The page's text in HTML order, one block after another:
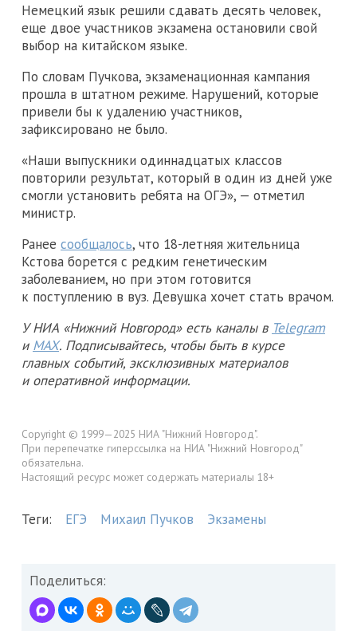
Немецкий язык решили сдавать десять человек,
еще двое участников экзамена остановили свой
выбор на китайском языке.
По словам Пучкова, экзаменационная кампания
прошла в штатном режиме. Нарушений, которые
привели бы к удалению участников,
зафиксировано не было.
«Наши выпускники одиннадцатых классов
повторили результат, который в один из дней уже
смогли установить ребята на ОГЭ», — отметил
министр.
Ранее сообщалось, что 18-летняя жительница
Кстова борется с редким генетическим
заболеванием, но при этом готовится
к поступлению в вуз. Девушка хочет стать врачом.
У НИА «Нижний Новгород» есть каналы в Telegram
и MAX. Подписывайтесь, чтобы быть в курсе
главных событий, эксклюзивных материалов
и оперативной информации.
Copyright © 1999—2025 НИА "Нижний Новгород".
При перепечатке гиперссылка на НИА "Нижний Новгород"
обязательна.
Настоящий ресурс может содержать материалы 18+
Теги: ЕГЭ Михаил Пучков Экзамены
Поделиться: